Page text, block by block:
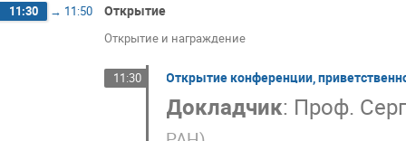
11:30 → 11:50 Открытие
Открытие и награждение
11:30 Открытие конференции,
Докладчик: Проф.